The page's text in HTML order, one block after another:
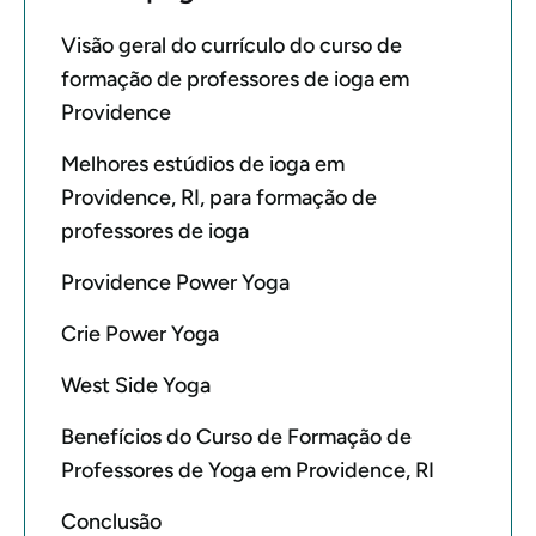
Visão geral do currículo do curso de
formação de professores de ioga em
Providence
Melhores estúdios de ioga em
Providence, RI, para formação de
professores de ioga
Providence Power Yoga
Crie Power Yoga
West Side Yoga
Benefícios do Curso de Formação de
Professores de Yoga em Providence, RI
Conclusão